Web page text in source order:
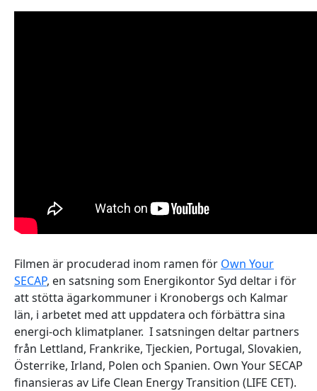
Filmen är procuderad inom ramen för Own Your
SECAP, en satsning som Energikontor Syd deltar i för
att stötta ägarkommuner i Kronobergs och Kalmar
län, i arbetet med att uppdatera och förbättra sina
energi-och klimatplaner. I satsningen deltar partners
från Lettland, Frankrike, Tjeckien, Portugal, Slovakien,
Österrike, Irland, Polen och Spanien. Own Your SECAP
finansieras av Life Clean Energy Transition (LIFE CET).